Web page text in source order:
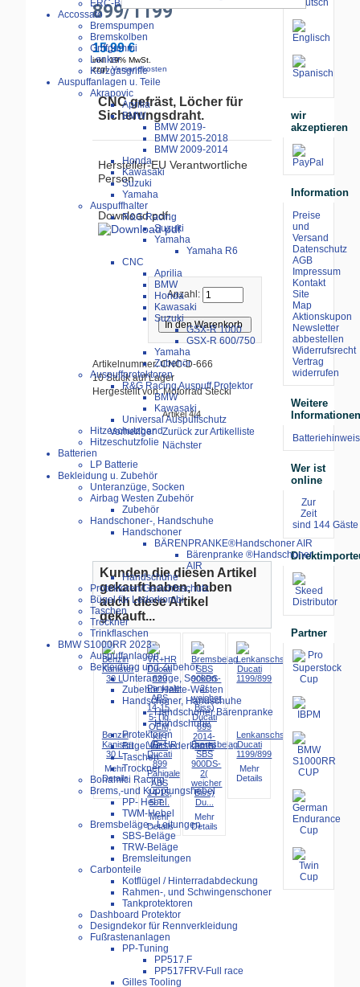
ERC-Bike Additive
Accossato
Bremspumpen
Bremskolben
Griffgummi
Lenker
Kurzgasgriffe
Auspuffanlagen u. Teile
Akrapovic
Aprilia
BMW
BMW 2019-
BMW 2015-2018
BMW 2009-2014
Honda
Kawasaki
Suzuki
Yamaha
Auspuffhalter
R&G Racing
Suzuki
Yamaha
Yamaha R6
CNC
Aprilia
BMW
Honda
Kawasaki
Suzuki
GSX-R 1000
GSX-R 600/750
Yamaha
Zubehör
Auspuffprotektoren
R&G Racing Auspuff Protektor
BMW
Kawasaki
Universal Auspuffschutz
Hitzeschutzband
Hitzeschutzfolie
Batterien
LP Batterie
Bekleidung u. Zubehör
Unteranzüge, Socken
Airbag Westen Zubehör
Zubehör
Handschoner-, Handschuhe
Handschoner
BÄRENPRANKE®Handschoner AIR
Bärenpranke ®Handschoner
AIR
Handschuhe
Protektoren/Gesichtsschutz
Bügel für Lederkombi
Taschen
Trockner
Trinkflaschen
BMW S1000RR 2023-
Auspuffanlagen
Bekleidung und Zubehör
Unteranzüge, Socken
Zubehör Helite-Westen
Handschoner, Handschuhe
Handschoner Bärenpranke
Handschuhe
Protektoren
Bügel für Lederkombi
Taschen
Trockner
Bonamici Racing
Brems,-und Kupplungshebel
PP- Hebel
TWM-Hebel
Bremsbeläge-, Leitungen
SBS-Beläge
TRW-Beläge
Bremsleitungen
Carbonteile
Kotflügel / Hinterradabdeckung
Rahmen-, und Schwingenschoner
Tankprotektoren
Dashboard Protektor
Designdekor für Rennverkleidung
Fußrastenanlagen
PP-Tuning
PP517.F
PP517FRV-Full race
Gilles Tooling
899/1199
15.99 €
inkl. 19% MwSt.
zzgl.Versandkosten
CNC gefräst, Löcher für
Sicherungsdraht.
Hersteller-EU Verantwortliche
Person
Download pdf:
Anzahl:
Artikelnummer: CNC-D-666
10 Stück auf Lager
Hergestellt von: Motorrad Stecki
Artikel 4/4
Vorheriger Zurück zur Artikelliste
Nächster
Kunden die diesen Artikel
gekauft haben, haben
auch diese Artikel
gekauft...
Benzin
Kanister
30 L
Mehr
Details
VR+HR
Ducati
899
Panigale
ABS
14-15,
5-T...
Mehr
Details
Bremsbelag
SBS
900DS-
2(
weicher
Biss)
Du...
Mehr
Details
Lenkanschschlagschutz
Ducati
1199/899
Mehr
Details
wir
akzeptieren
Information
Preise
und
Versand
Datenschutz
AGB
Impressum
Kontakt
Site
Map
Aktionskupon
Newsletter
abbestellen
Widerrufsrecht
Vertrag
widerrufen
Weitere
Batteriehinweis
Wer ist
online
Zur
Zeit
sind 144
Partner